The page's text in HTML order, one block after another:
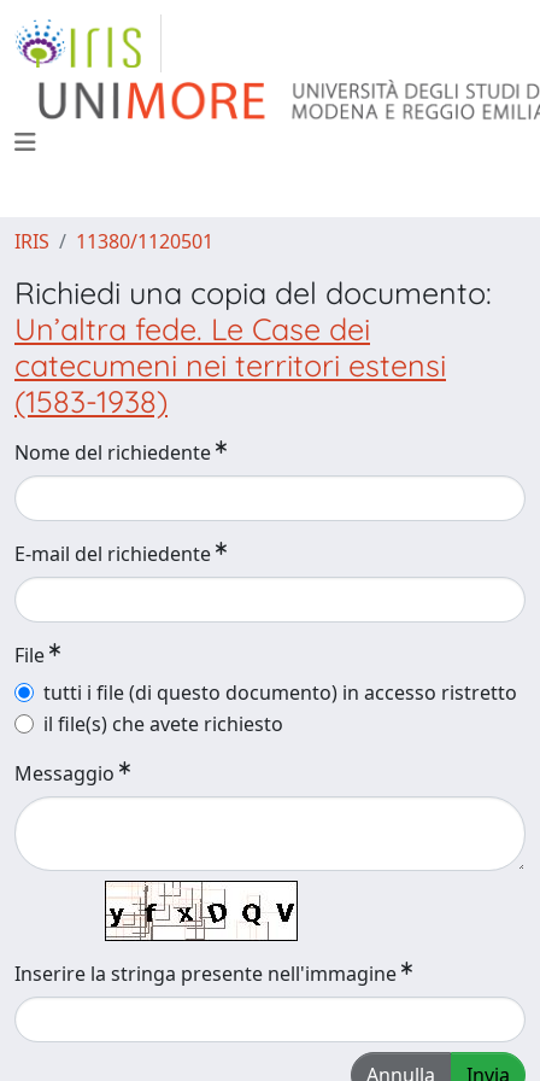
IRIS 11380/1120501
Richiedi una copia del documento:
Un’altra fede. Le Case dei
catecumeni nei territori estensi
(1583-1938)
Nome del richiedente
E-mail del richiedente
File
tutti i file (di questo documento) in accesso ristretto
il file(s) che avete richiesto
Messaggio
Inserire la stringa presente nell'immagine
Annulla Invia